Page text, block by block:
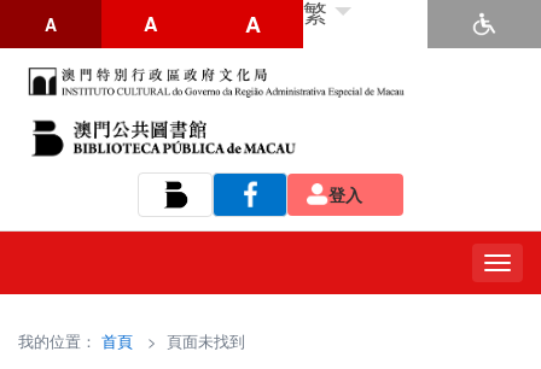
A A A 繁
登入
我的位置： 首頁 > 頁面未找到